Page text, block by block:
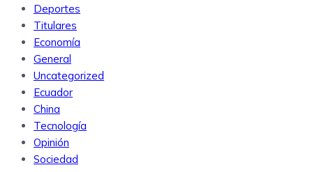
Deportes
Titulares
Economía
General
Uncategorized
Ecuador
China
Tecnología
Opinión
Sociedad